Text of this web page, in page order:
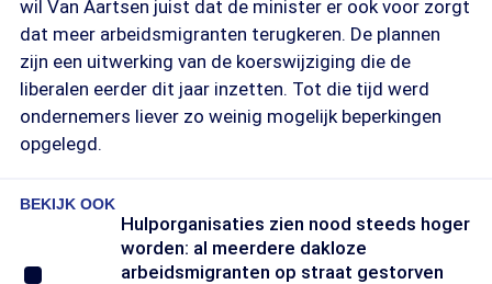
wil Van Aartsen juist dat de minister er ook voor zorgt
dat meer arbeidsmigranten terugkeren. De plannen
zijn een uitwerking van de koerswijziging die de
liberalen eerder dit jaar inzetten. Tot die tijd werd
ondernemers liever zo weinig mogelijk beperkingen
opgelegd.
BEKIJK OOK
Hulporganisaties zien nood steeds hoger
worden: al meerdere dakloze
arbeidsmigranten op straat gestorven